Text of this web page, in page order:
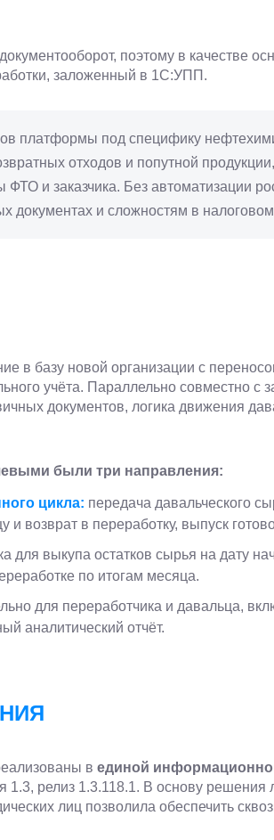
документооборот, поэтому в качестве
заложенный в 1С:УПП.
платформы под специфику
отходов и попутной
ФТО и заказчика. Без автоматизации
документах и сложностям в налоговом
в базу новой организации с
учёта. Параллельно совместно с
документов, логика движения
были три направления:
цикла: передача давальческого
и возврат в переработку, выпуск
для выкупа остатков сырья на дату
по итогам месяца.
для переработчика и давальца,
аналитический отчёт.
в единой
релиз 1.3.118.1. В основу
лиц позволила обеспечить